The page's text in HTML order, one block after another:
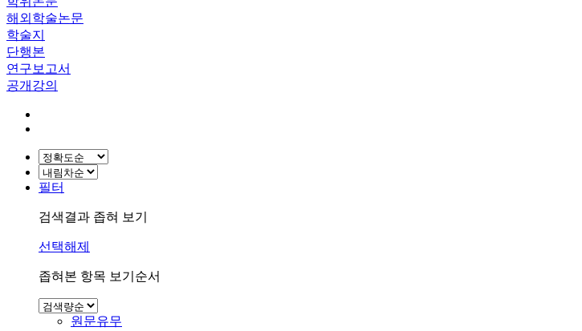
해외학술논문
학술지
단행본
연구보고서
공개강의
필터
검색결과 좁혀 보기
선택해제
좁혀본 항목 보기순서
원문유무